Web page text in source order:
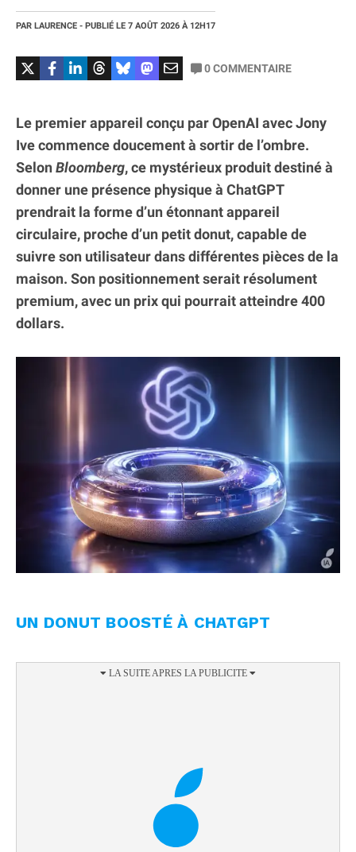
PAR LAURENCE - PUBLIÉ LE 7 AOÛT 2026 À 12H17
0COMMENTAIRE
Le premier appareil conçu par OpenAI avec Jony
Ive commence doucement à sortir de l’ombre.
Selon Bloomberg, ce mystérieux produit destiné à
donner une présence physique à ChatGPT
prendrait la forme d’un étonnant appareil
circulaire, proche d’un petit donut, capable de
suivre son utilisateur dans différentes pièces de la
maison. Son positionnement serait résolument
premium, avec un prix qui pourrait atteindre 400
dollars.
UN DONUT BOOSTÉ À CHATGPT